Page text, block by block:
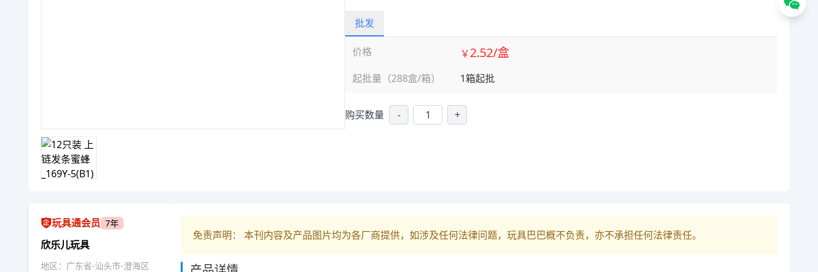
批发
价格
起批量（288盒/箱）
￥2.52/盒
1箱起批
购买数量 - +
玩具通会员 7年
欣乐儿玩具
地区：广东省-汕头市-澄海区
免责声明： 本刊内容及产品图片均为各厂商提供，如涉及任何法律问题，玩具巴巴概不负责，亦不承担任何法律责任。